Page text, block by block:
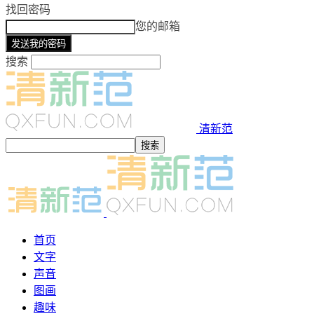
找回密码
您的邮箱
搜索
清新范
首页
文字
声音
图画
趣味